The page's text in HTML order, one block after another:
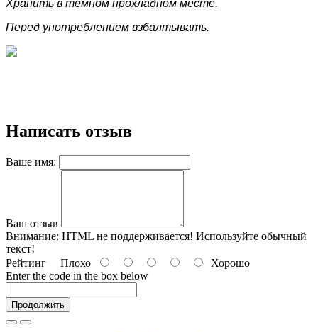
Хранить в темном прохладном месте.
Перед употреблением взбалтывать.
Написать отзыв
Ваше имя:
Ваш отзыв
Внимание: HTML не поддерживается! Используйте обычный
текст!
Рейтинг Плохо
Хорошо
Enter the code in the box below
Продолжить